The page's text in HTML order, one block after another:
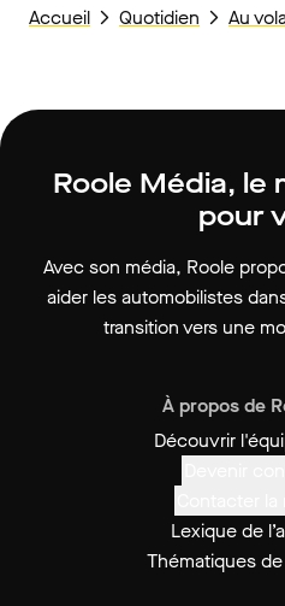
Accueil Quotidien Au
Roole Média, le
pour
Avec son média, Roole
aider les automobilistes
transition vers une
À propos de
Découvrir
Lexique de
Thématiques